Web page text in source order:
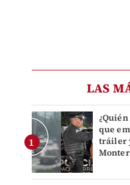
LAS
que
tráiler